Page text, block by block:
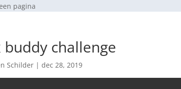
pagina
buddy challenge
Schilder |dec 28, 2019